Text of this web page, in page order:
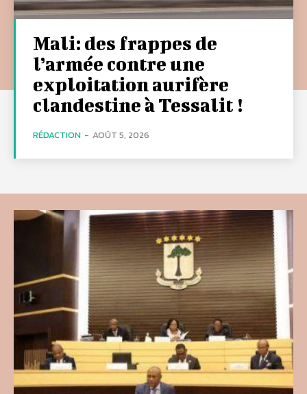
Mali: des frappes de
l’armée contre une
exploitation aurifère
clandestine à Tessalit !
RÉDACTION - AOÛT 5, 2026